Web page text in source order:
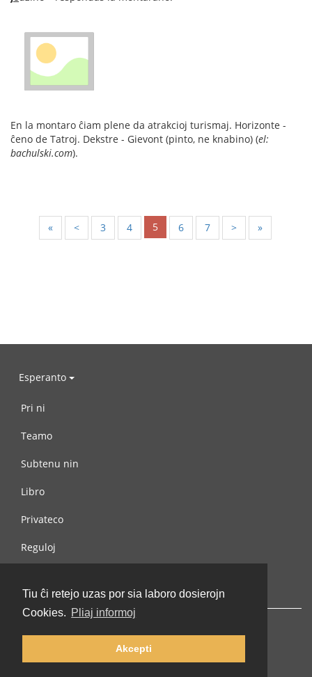
Tiu ĉi retejo uzas por sia laboro dosierojn
Cookies. Pliaj informoj
Akcepti
En la montaro ĉiam plene da atrakcioj turismaj. Horizonte -
ĉeno de Tatroj. Dekstre - Gievont (pinto, ne knabino) (el:
bachulski.com).
« < 3 4 5 6 7 > »
Esperanto
Pri ni
Teamo
Subtenu nin
Libro
Privateco
Reguloj
© 2002-2026 lernu.net |Impressum